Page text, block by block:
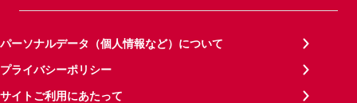
パーソナルデータ（個人情報など）について
プライバシーポリシー
サイトご利用にあたって